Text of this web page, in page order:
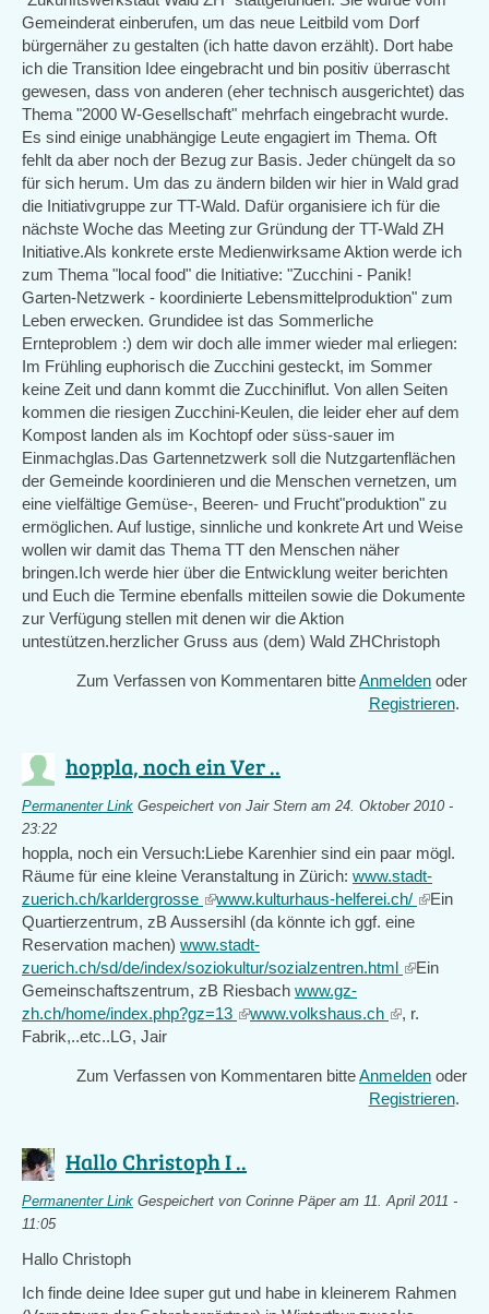
Gemeinderat einberufen, um das neue Leitbild vom Dorf
bürgernäher zu gestalten (ich hatte davon erzählt). Dort habe
ich die Transition Idee eingebracht und bin positiv überrascht
gewesen, dass von anderen (eher technisch ausgerichtet) das
Thema "2000 W-Gesellschaft" mehrfach eingebracht wurde.
Es sind einige unabhängige Leute engagiert im Thema. Oft
fehlt da aber noch der Bezug zur Basis. Jeder chüngelt da so
für sich herum. Um das zu ändern bilden wir hier in Wald grad
die Initiativgruppe zur TT-Wald. Dafür organisiere ich für die
nächste Woche das Meeting zur Gründung der TT-Wald ZH
Initiative.Als konkrete erste Medienwirksame Aktion werde ich
zum Thema "local food" die Initiative: "Zucchini - Panik!
Garten-Netzwerk - koordinierte Lebensmittelproduktion" zum
Leben erwecken. Grundidee ist das Sommerliche
Ernteproblem :) dem wir doch alle immer wieder mal erliegen:
Im Frühling euphorisch die Zucchini gesteckt, im Sommer
keine Zeit und dann kommt die Zucchiniflut. Von allen Seiten
kommen die riesigen Zucchini-Keulen, die leider eher auf dem
Kompost landen als im Kochtopf oder süss-sauer im
Einmachglas.Das Gartennetzwerk soll die Nutzgartenflächen
der Gemeinde koordinieren und die Menschen vernetzen, um
eine vielfältige Gemüse-, Beeren- und Frucht"produktion" zu
ermöglichen. Auf lustige, sinnliche und konkrete Art und Weise
wollen wir damit das Thema TT den Menschen näher
bringen.Ich werde hier über die Entwicklung weiter berichten
und Euch die Termine ebenfalls mitteilen sowie die Dokumente
zur Verfügung stellen mit denen wir die Aktion
untestützen.herzlicher Gruss aus (dem) Wald ZHChristoph
Zum Verfassen von Kommentaren bitteAnmelden oder
Registrieren.
hoppla, noch ein Ver ..
Permanenter Link Gespeichert von Jair Stern am 24. Oktober 2010 -
23:22
hoppla, noch ein Versuch:Liebe Karenhier sind ein paar mögl.
Räume für eine kleine Veranstaltung in Zürich: www.stadt-
zuerich.ch/karldergrosse (link
is
external)
www.kulturhaus-helferei.ch/ (link
Ein
Quartierzentrum, zB Aussersihl (da könnte ich ggf. eine
Reservation machen) www.stadt-
zuerich.ch/sd/de/index/soziokultur/sozialzentren.html (link
external)
Ein
Gemeinschaftszentrum, zB Riesbach www.gz-
zh.ch/home/index.php?gz=13 (link
www.volkshaus.ch (link
, r.
Fabrik,..etc..LG, Jair
Zum Verfassen von Kommentaren bitteAnmelden oder
Registrieren.
Hallo Christoph I ..
Permanenter Link Gespeichert von Corinne Päperam 11. April 2011 -
11:05
Hallo Christoph
Ich finde deine Idee super gut und habe in kleinerem Rahmen